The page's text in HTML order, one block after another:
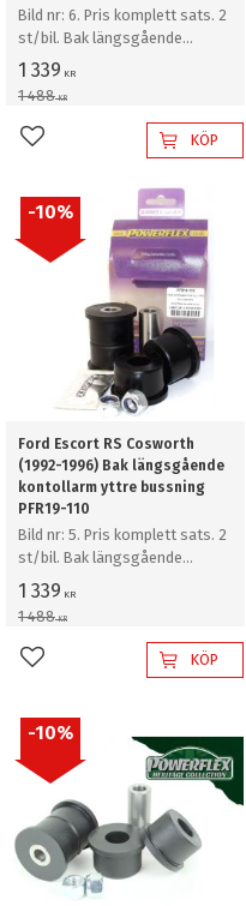
Bild nr: 6. Pris komplett sats. 2
st/bil. Bak längsgående
kontollarm inre bussning
1 339 KR
1 488KR
Lägg till i favoriterKÖP
Ford Escort RS Cosworth
(1992-1996) Bak längsgående
kontollarm yttre bussning
PFR19-110
Bild nr: 5. Pris komplett sats. 2
st/bil. Bak längsgående
kontollarm yttre bussning
1 339 KR
1 488KR
10%
Lägg till i favoriterKÖP
10%